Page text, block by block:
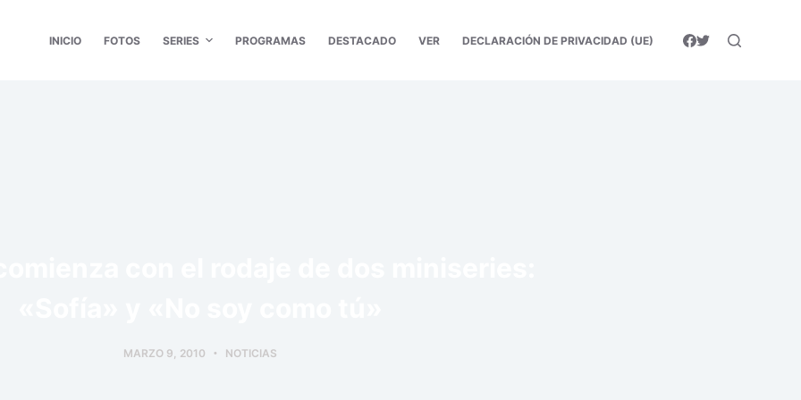
INICIO FOTOS SERIES PROGRAMAS DESTACADO VER DECLARACIÓN DE PRIVACIDAD (UE)
MARZO 9, 2010 NOTICIAS